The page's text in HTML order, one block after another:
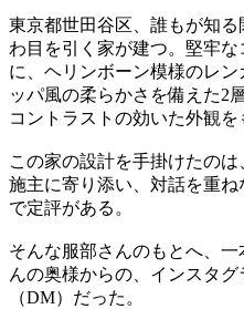
東京都世田谷区、誰もが知
わ目を引く家が建つ。堅牢
に、ヘリンボーン模様のレ
ッパ風の柔らかさを備えた2
コントラストの効いた外観を
この家の設計を手掛けたのは
施主に寄り添い、対話を重
で定評がある。
そんな服部さんのもとへ、
んの奥様からの、インスタ
（DM）だった。